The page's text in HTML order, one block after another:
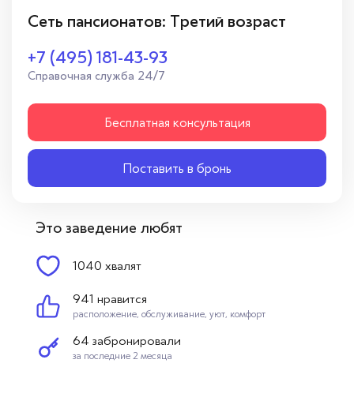
Сеть пансионатов: Третий возраст
+7 (495) 181-43-93
Справочная служба 24/7
Бесплатная консультация
Поставить в бронь
Это заведение любят
1040 хвалят
941 нравится
расположение, обслуживание, уют, комфорт
64 забронировали
за последние 2 месяца